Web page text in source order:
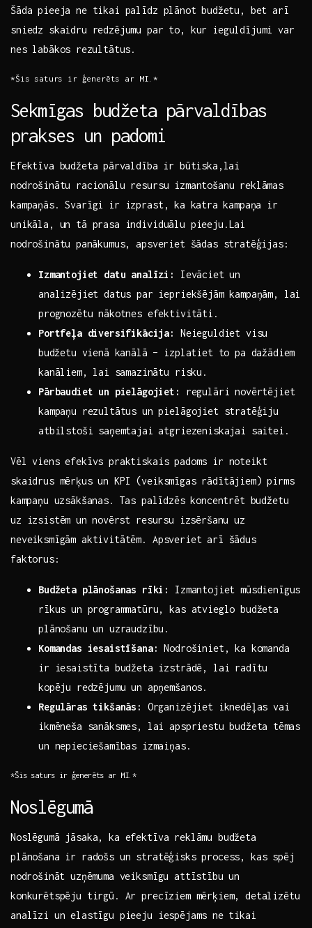
Šāda​ pieeja ne tikai palīdz plānot ⁣budžetu, bet arī
‍sniedz ‍skaidru redzējumu par ​to, kur ieguldījumi var
‌nes labākos ⁤rezultātus.
*Šis saturs ir ģenerēts ar MI.*
Sekmīgas budžeta pārvaldības
prakses un padomi
Efektīva budžeta ⁢pārvaldība ir būtiska,lai‌
nodrošinātu racionālu resursu izmantošanu reklāmas
kampaņās. Svarīgi ir izprast, ⁤ka katra⁤ kampaņa ir
unikāla,​ un tā prasa individuālu pieeju.Lai
nodrošinātu⁣ panākumus, apsveriet​ šādas stratēģijas:
Izmantojiet datu analīzi:
Ievāciet un
analizējiet ‌datus par iepriekšējām kampaņām, ‍lai
prognozētu ​nākotnes efektivitāti.
Portfeļa diversifikācija:
Neieguldiet visu
⁤budžetu vienā kanālā – izplatiet to ​pa dažādiem
kanāliem, ⁣lai samazinātu risku.
Pārbaudiet un pielāgojiet:
regulāri novērtējiet
kampaņu rezultātus un‍ pielāgojiet stratēģiju
atbilstoši saņemtajai atgriezeniskajai​ saitei.
Vēl viens efekīvs ​praktiskais padoms ​ir noteikt⁤
skaidrus‍ mērķus​ un KPI (veiksmīgas rādītājiem) pirms
⁢kampaņu uzsākšanas.⁣ Tas palīdzēs koncentrēt budžetu
uz izsistēm ⁣un ⁤novērst resursu izsēršanu ⁢uz
neveiksmīgām aktivitātēm. Apsveriet arī ‍šādus
faktorus:
Budžeta ‍plānošanas rīki:
Izmantojiet​ mūsdienīgus
rīkus un ​programmatūru, kas atvieglo budžeta
plānošanu un uzraudzību.
Komandas iesaistīšana: Nodrošiniet, ka komanda
ir iesaistīta budžeta izstrādē, lai radītu
kopēju ‌redzējumu un apņemšanos.
Regulāras tikšanās:
Organizējiet‌ iknedēļas vai
ikmēneša sanāksmes,‍ lai apspriestu ‌budžeta⁣ tēmas
un nepieciešamības izmaiņas.
*Šis saturs ir ģenerēts ar‍ MI.*
Noslēgumā
Noslēgumā jāsaka, ka efektīva reklāmu​ budžeta
plānošana ir radošs‍ un stratēģisks process, kas​ spēj
⁣nodrošināt uzņēmuma veiksmīgu‌ attīstību un
konkurētspēju tirgū.​ Ar precīziem mērķiem, detalizētu
analīzi un elastīgu pieeju iespējams ⁤ne tikai